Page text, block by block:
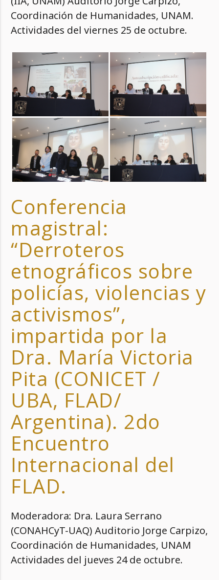
Coordinación de Humanidades, UNAM.
Actividades del viernes 25 de octubre.
Conferencia
magistral:
“Derroteros
etnográficos sobre
policías, violencias y
activismos”,
impartida por la
Dra. María Victoria
Pita (CONICET /
UBA, FLAD/
Argentina). 2do
Encuentro
Internacional del
FLAD.
Moderadora: Dra. Laura Serrano
(CONAHCyT-UAQ) Auditorio Jorge Carpizo,
Coordinación de Humanidades, UNAM
Actividades del jueves 24 de octubre.